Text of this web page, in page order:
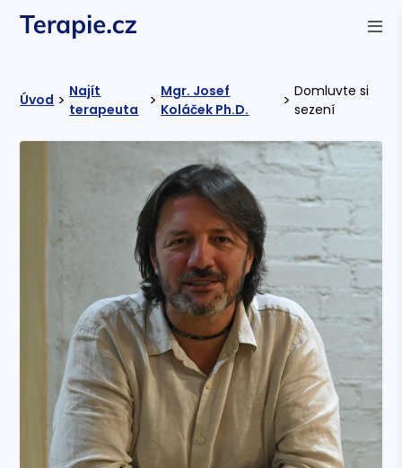
Úvod > Najít
terapeuta
> Mgr. Josef
Koláček Ph.D.
> Domluvte si
sezení